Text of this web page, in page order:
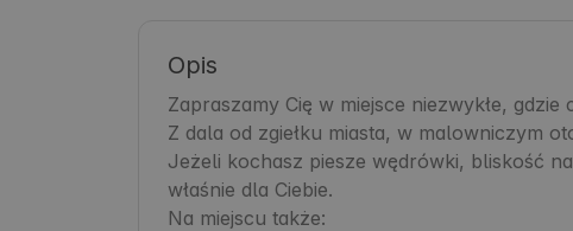
Opis
Zapraszamy Cię w miejsce niezwykłe, gdzie
Z dala od zgiełku miasta, w malowniczym
Jeżeli kochasz piesze wędrówki, bliskość
właśnie dla Ciebie.
Na miejscu także: